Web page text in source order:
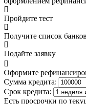
Пройдите тест
Получите список банков
Подайте заявку
Оформите
Сумма кредита:
Срок кредита:
Есть просрочки по